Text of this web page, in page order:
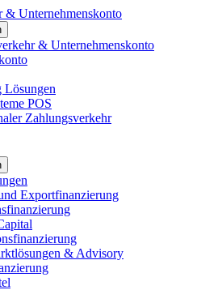
& Unternehmenskonto
& Unternehmenskonto
Lösungen
POS
Zahlungsverkehr
Exportfinanzierung
& Advisory